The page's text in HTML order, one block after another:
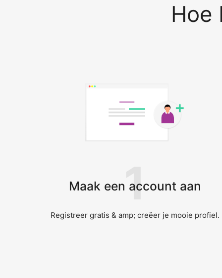
Hoe
Maak een account aan
1
Registreer gratis & amp; creëer je mooie profiel.